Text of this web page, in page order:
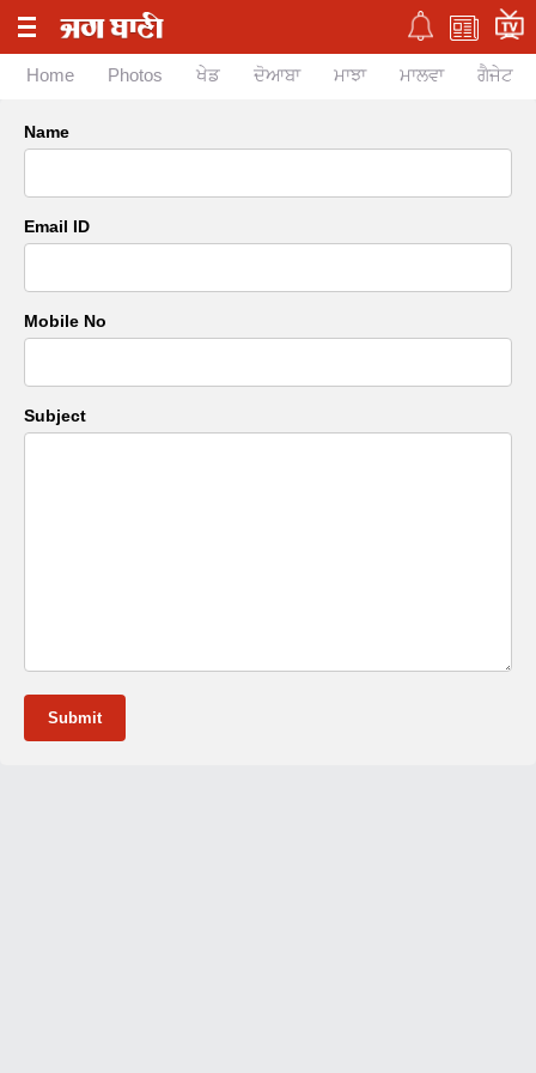
Home Photos ਖੇਡ ਦੋਆਬਾ ਮਾਝਾ ਮਾਲਵਾ ਗੈਜੇਟ
Name
Email ID
Mobile No
Subject